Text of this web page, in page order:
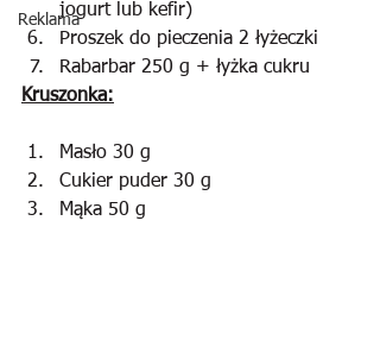
Reklamajogurt lub kefir)
Proszek do pieczenia 2 łyżeczki
Rabarbar 250 g + łyżka cukru
Kruszonka:
Masło 30 g
Cukier puder 30 g
Mąka 50 g